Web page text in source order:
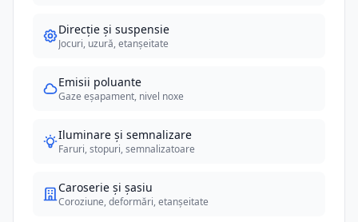
Direcție și suspensie
Jocuri, uzură, etanșeitate
Emisii poluante
Gaze eșapament, nivel noxe
Iluminare și semnalizare
Faruri, stopuri, semnalizatoare
Caroserie și șasiu
Coroziune, deformări, etanșeitate